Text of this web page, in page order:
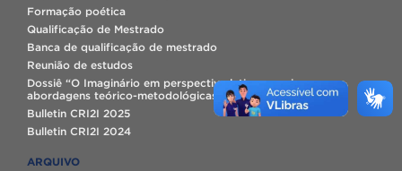
Formação poética
Qualificação de Mestrado
Banca de qualificação de mestrado
Reunião de estudos
Dossiê “O Imaginário em perspectiva latino-americana:
abordagens teórico-metodológicas e novos usos.”.
Bulletin CRI2I 2025
Bulletin CRI2I 2024
ARQUIVO